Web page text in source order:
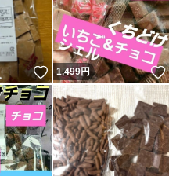
いいね！
1,499円